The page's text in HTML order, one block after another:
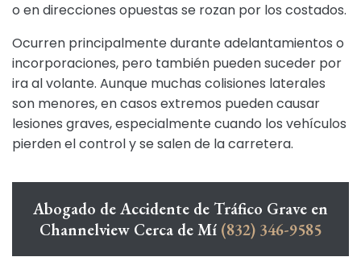
o en direcciones opuestas se rozan por los costados.
Ocurren principalmente durante adelantamientos o
incorporaciones, pero también pueden suceder por
ira al volante. Aunque muchas colisiones laterales
son menores, en casos extremos pueden causar
lesiones graves, especialmente cuando los vehículos
pierden el control y se salen de la carretera.
Abogado de Accidente de Tráfico Grave en
Channelview Cerca de Mí (832) 346-9585